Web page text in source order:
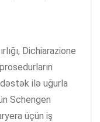
Dichiarazione
dəstək ilə uğurla
Schengen
üçün iş